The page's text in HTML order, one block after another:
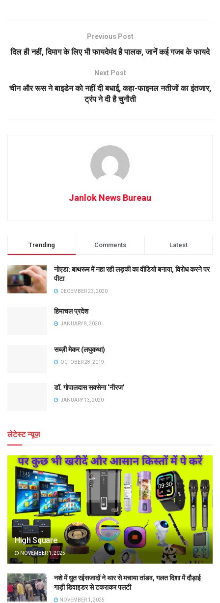
Previous Post
दिल ही नहीं, दिमाग के लिए भी फायदेमंद है पालक, जानें कई गजब के फायदे
Next Post
चीन और रूस ने बाइडेन को नहीं दी बधाई, कहा-फाइनल नतीजों का इंतजार,
ट्रंप ने दी है चुनौती
Janlok News Bureau
Trending Comments Latest
नोएडा: बाथरूम में नहा रही लड़की का वीडियो बनाया, विरोध करने पर
पीटा
DECEMBER 23, 2020
हिमाचल प्रदेश
JANUARY 8, 2020
सब्ज़ी मेकर (लघुकथा)
OCTOBER 28, 2019
डॉ. गोपालदास सक्सेना ‘नीरज’
JANUARY 13, 2020
लेटेस्ट न्यूज़
High Square
NOVEMBER 1, 2025
नशे में धुत रईसजादों ने थार से मचाया तांडव, गलत दिशा में दौड़ाई
गाड़ी डिवाइडर से टकराकर पलटी
NOVEMBER 1, 2025